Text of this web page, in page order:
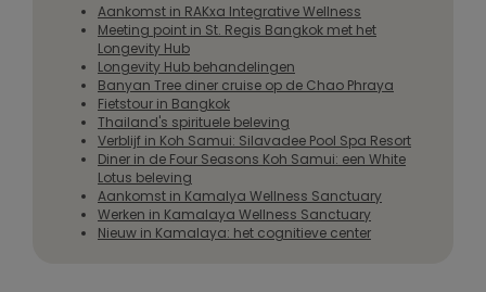
Aankomst in RAKxa Integrative Wellness
Meeting point in St. Regis Bangkok met het
Longevity Hub
Longevity Hub behandelingen
Banyan Tree diner cruise op de Chao Phraya
Fietstour in Bangkok
Thailand's spirituele beleving
Verblijf in Koh Samui: Silavadee Pool Spa Resort
Diner in de Four Seasons Koh Samui: een White
Lotus beleving
Aankomst in Kamalya Wellness Sanctuary
Werken in Kamalaya Wellness Sanctuary
Nieuw in Kamalaya: het cognitieve center